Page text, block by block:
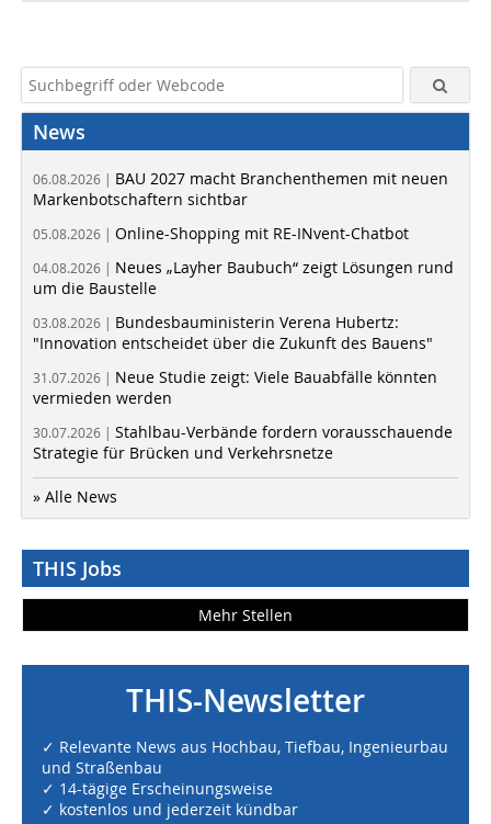
News
06.08.2026 | BAU 2027 macht Branchenthemen mit neuen
Markenbotschaftern sichtbar
05.08.2026 | Online-Shopping mit RE-INvent-Chatbot
04.08.2026 | Neues „Layher Baubuch“ zeigt Lösungen rund
um die Baustelle
03.08.2026 | Bundesbauministerin Verena Hubertz:
"Innovation entscheidet über die Zukunft des Bauens"
31.07.2026 | Neue Studie zeigt: Viele Bauabfälle könnten
vermieden werden
30.07.2026 | Stahlbau-Verbände fordern vorausschauende
Strategie für Brücken und Verkehrsnetze
» Alle News
THIS Jobs
Mehr Stellen
THIS-Newsletter
✓ Relevante News aus Hochbau, Tiefbau, Ingenieurbau
und Straßenbau
✓ 14-tägige Erscheinungsweise
✓ kostenlos und jederzeit kündbar